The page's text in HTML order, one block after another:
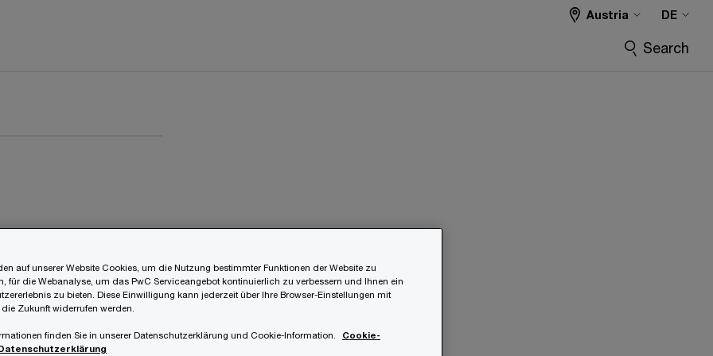
Austria DE
Search
auf unserer Website Cookies, um die Nutzung bestimmter Funktionen der Website zu
für die Webanalyse, um das PwC Serviceangebot kontinuierlich zu verbessern und Ihnen ein
zu bieten. Diese Einwilligung kann jederzeit über Ihre Browser-Einstellungen mit
Zukunft widerrufen werden.
finden Sie in unserer Datenschutzerklärung und Cookie-Information.
Cookie-